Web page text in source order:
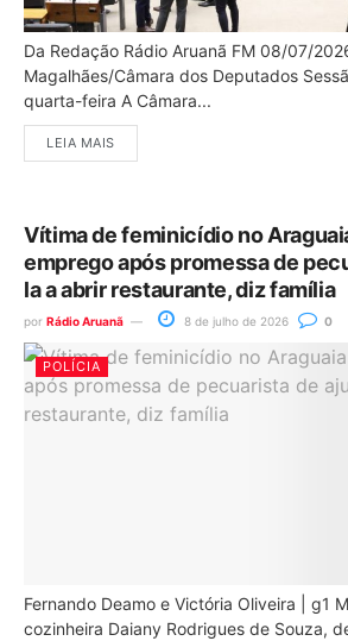
Da Redação Rádio Aruanã FM 08/07/
Magalhães/Câmara dos Deputados
quarta-feira A Câmara...
LEIA MAIS
Vítima de feminicídio no
emprego após promessa de
la a abrir restaurante, diz família
por Rádio Aruanã 8 de julho de 2026 0
POLÍCIA
Fernando Deamo e Victória Oliveira | g1
cozinheira Daiany Rodrigues de Souza,